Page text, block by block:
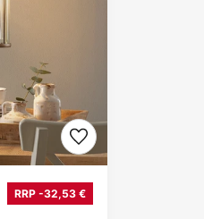
RRP -32,53 €